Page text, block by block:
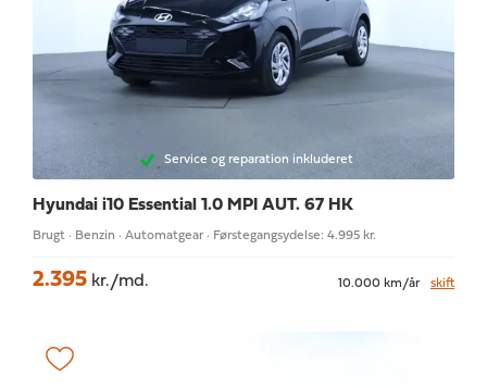
Service og reparation inkluderet
Hyundai i10 Essential 1.0 MPI AUT. 67 HK
Brugt · Benzin · Automatgear · Førstegangsydelse: 4.995 kr.
2.395 kr./md. 10.000 km/år skift